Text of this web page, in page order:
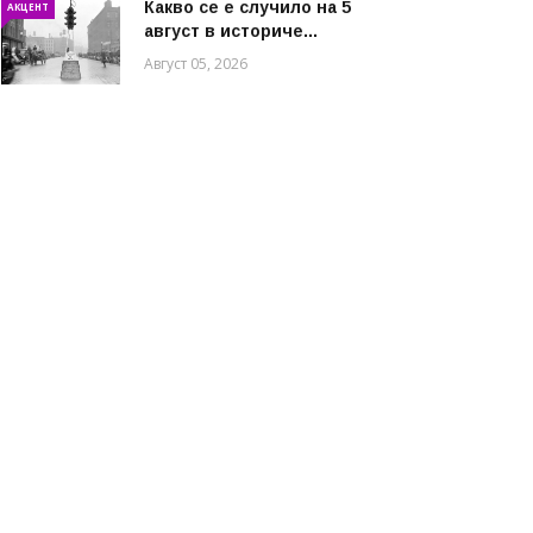
АКЦЕНТ
Какво се е случило на 5
август в историче...
Август 05, 2026